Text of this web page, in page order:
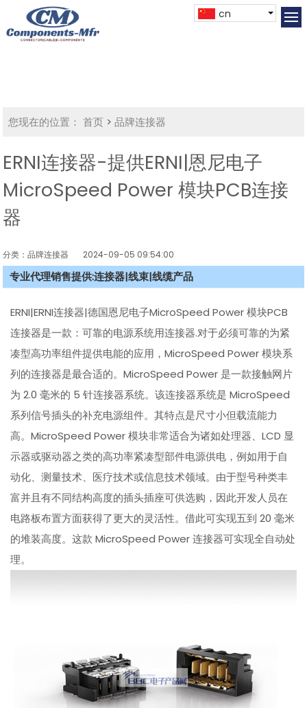
cn
您现在的位置： 首页 >品牌连接器
ERNI连接器-提供ERNI|恩尼电子
MicroSpeed Power 模块PCB连接
器
分类：品牌连接器 2024-09-05 09:54:00
专业代理销售提供:连接器|线束|线缆产品
ERNI|ERNI连接器|德国恩尼电子MicroSpeed Power 模块PCB
连接器是一款：可靠的电源系统用连接器.对于必须可靠的为紧
凑型高功率组件提供电能的应用，MicroSpeed Power 模块系
列的连接器是最合适的。MicroSpeed Power 是一款接触网片
为 2.0 毫米的 5 针连接器系统。该连接器系统是 MicroSpeed
系列信号插头的补充电源组件。其特点是尺寸小但载流能力
高。MicroSpeed Power 模块非常适合为诸如处理器、LCD 显
示器或驱动器之类的高功率紧凑型部件电源供电，例如用于自
动化、测量技术、医疗技术或信息技术领域。由于型号种类丰
富并且有不同结构高度的插头插座可供选购，因此开发人员在
电路板布置方面获得了更大的灵活性。借此可实现五到 20 毫米
的堆装高度。这款 MicroSpeed Power 连接器可实现全自动处
理。